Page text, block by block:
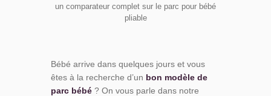
un comparateur complet sur le parc pour bébé
pliable
Bébé arrive dans quelques jours et vous
êtes à la recherche d’un bon modèle de
parc bébé ? On vous parle dans notre